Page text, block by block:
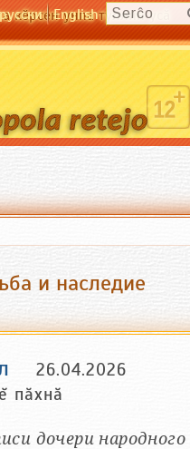
кӗрсен унпа туллин усӑ
English
и наследие
26.04.2026
пăхнă